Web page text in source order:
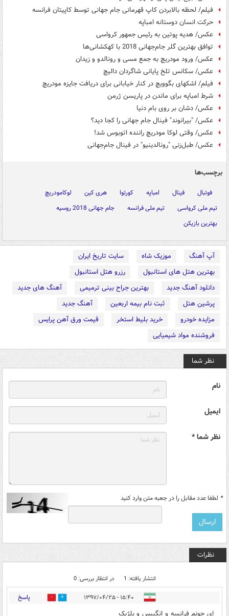
فیلم/ لحظه بالابردن کاپ قهرمانی جام جهانی توسط کاپیتان فرانسه
حرکت انسان دوستانه امباپه
عکس/ هدیه پوتین به رئیس جمهور کرواسی
توافق بهترین گلر جام‌جهانی 2018 با کهکشانی‌ها
عکس/ ورود مودریچ به جمع مسی و رونالدو و زیدان
عکس/ سکانس تلخ پایانی شاگردان دالیچ
فیلم/ اشکهای بگوویچ در کنار خیابانی برای دریافت جایزه مودریچ
شرط امباپه برای ماندن در پاریسن ژرمن
عکس/ دشان بر روی بام دنیا
عکس/ "بیرانوند" فینال جام جهانی را کجا دید؟
عکس/ وقتی لوکا مودریچ راننده اتوبوس شد!
عکس/ طبل‌زنی "رونالدینیو" در فینال جام‌جهانی
برچسب‌ها
فوتبال فینال امباپه کورتوا هری کین
لوکامودریچ
تیم ملی کرواسی
تیم ملی فرانسه
جام جهانی 2018 روسیه
بهترین بازیکن
آپ آهنگ موزیک شاه
سایت تاریخ ایران
بهترین هتل های استانبول
رزرو هتل استانبول
دانلود آهنگ جدید
بهترین جراح بینی ترمیمی
آهنگ های جدید
پرشین هتل
ثبت نام بیمه اربعین
آهنگ جدید
مزایده خودرو
خرید بلیط استخر
قیمت ورق آهن پرایس
فروشنده مواد شیمیایی
نظر شما
نام
ایمیل
نظر شما *
* لطفا عدد مقابل را در جعبه متن وارد کنید
نظرات
انتشار یافته: 1 در انتظار بررسی: 0
۱۵:۴۰ - ۱۳۹۷/۰۴/۲۵ 1 پاسخ
ای جونم فرانسه و انگبیس و بلژیک